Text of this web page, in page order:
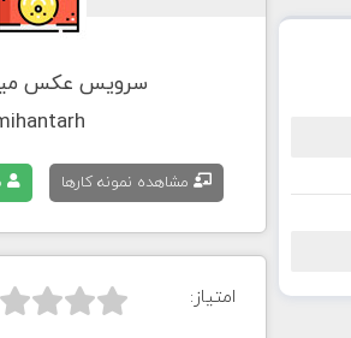
سرویس عکس
مشاهده نمونه کارها
امتیاز: